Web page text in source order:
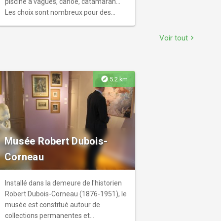
Les choix sont nombreux pour des
idéale pour les amateurs de plein air et
de nouvelles expériences.
Voir tout chevron_right
explore 5.2 km
Musée Robert Dubois-
Corneau
Installé dans la demeure de l'historien
Robert Dubois-Corneau (1876-1951), le
musée est constitué autour de
collections permanentes et